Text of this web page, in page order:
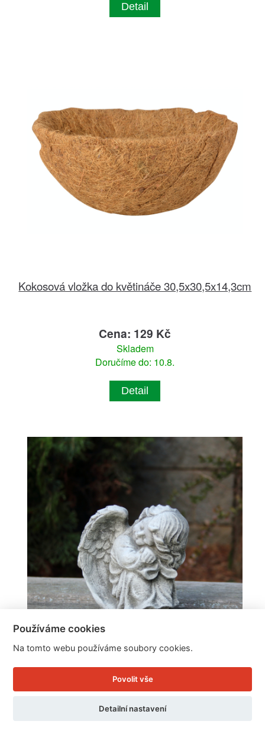
Detail
Kokosová vložka do květináče 30,5x30,5x14,3cm
Cena: 129 Kč
Skladem
Doručíme do: 10.8.
Detail
Dekorace na dušičky andělíček
Cena: 229 Kč
Používáme cookies
Na tomto webu používáme soubory cookies.
Povolit vše
Detailní nastavení